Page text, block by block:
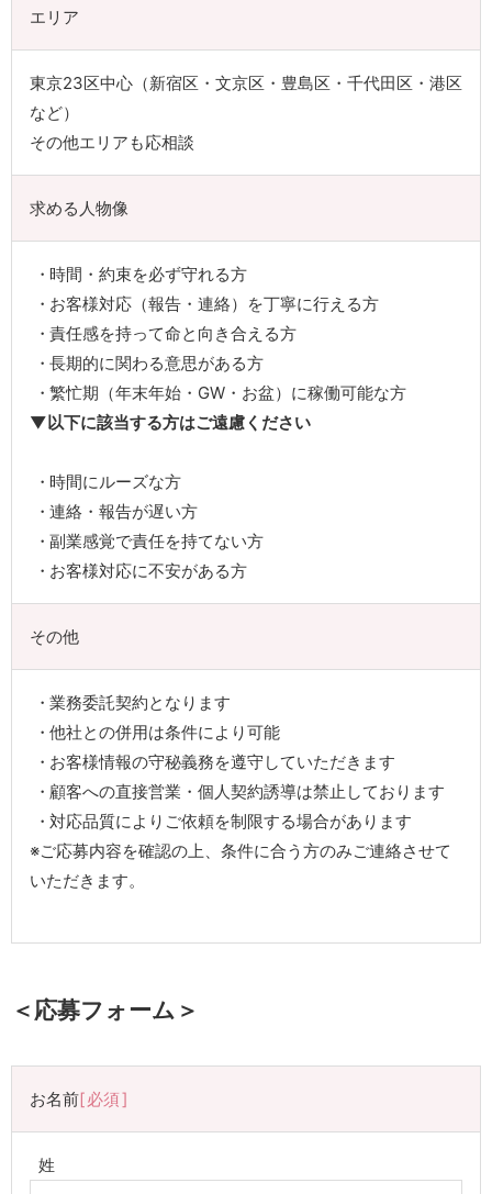
エリア
東京23区中心（新宿区・文京区・豊島区・千代田区・港区
など）
その他エリアも応相談
求める人物像
時間・約束を必ず守れる方
お客様対応（報告・連絡）を丁寧に行える方
責任感を持って命と向き合える方
長期的に関わる意思がある方
繁忙期（年末年始・GW・お盆）に稼働可能な方
▼以下に該当する方はご遠慮ください
時間にルーズな方
連絡・報告が遅い方
副業感覚で責任を持てない方
お客様対応に不安がある方
その他
業務委託契約となります
他社との併用は条件により可能
お客様情報の守秘義務を遵守していただきます
顧客への直接営業・個人契約誘導は禁止しております
対応品質によりご依頼を制限する場合があります
※ご応募内容を確認の上、条件に合う方のみご連絡させて
いただきます。
＜応募フォーム＞
お名前 必須
姓